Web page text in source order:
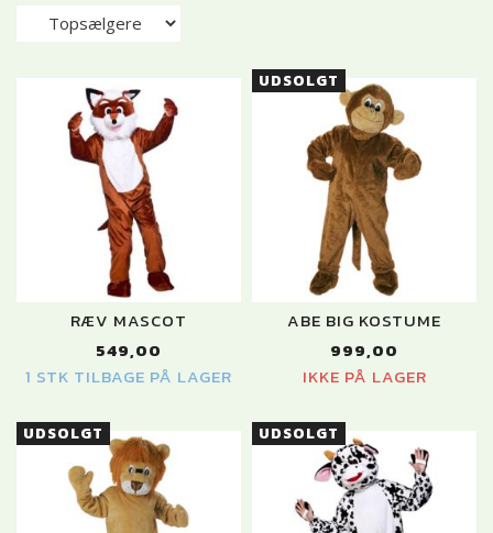
RÆV MASCOT
549,00
1 STK TILBAGE PÅ LAGER
UDSOLGT
ABE BIG KOSTUME
999,00
IKKE PÅ LAGER
UDSOLGT UDSOLGT